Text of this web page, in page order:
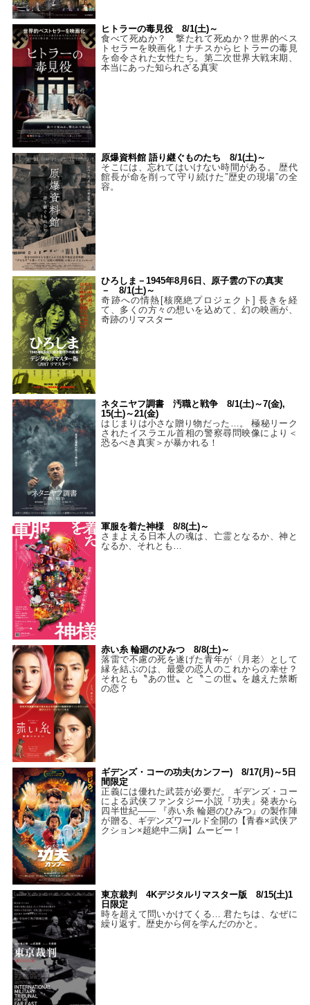
ヒトラーの毒見役 8/1(土)～
食べて死ぬか？ 撃たれて死ぬか？世界的ベス
トセラーを映画化！ナチスからヒトラーの毒見
を命令された女性たち。第二次世界大戦末期、
本当にあった知られざる真実
原爆資料館 語り継ぐものたち 8/1(土)～
そこには、忘れてはいけない時間がある。 歴代
館長が命を削って守り続けた”歴史の現場”の全
容。
ひろしま－1945年8月6日、原子雲の下の真実
－ 8/1(土)～
奇跡への情熱[核廃絶プロジェクト] 長きを経
て、多くの方々の想いを込めて、幻の映画が、
奇跡のリマスター
ネタニヤフ調書 汚職と戦争 8/1(土)～7(金),
15(土)～21(金)
はじまりは小さな贈り物だった…。 極秘リーク
されたイスラエル首相の警察尋問映像により＜
恐るべき真実＞が暴かれる！
軍服を着た神様 8/8(土)～
さまよえる日本人の魂は、亡霊となるか、神と
なるか、それとも…
赤い糸 輪廻のひみつ 8/8(土)～
落雷で不慮の死を遂げた青年が〈月老〉として
縁を結ぶのは、最愛の恋人のこれからの幸せ？
それとも〝あの世〟と〝この世〟を越えた禁断
の恋？
ギデンズ・コーの功夫(カンフー) 8/17(月)～5日
間限定
正義には優れた武芸が必要だ。 ギデンズ・コー
による武侠ファンタジー小説『功夫』発表から
四半世紀―― 『赤い糸 輪廻のひみつ』の製作陣
が贈る、ギデンズワールド全開の【青春×武侠ア
クション×超絶中二病】ムービー！
東京裁判 4Kデジタルリマスター版 8/15(土)1
日限定
時を超えて問いかけてくる… 君たちは、なぜに
繰り返す。歴史から何を学んだのかと。